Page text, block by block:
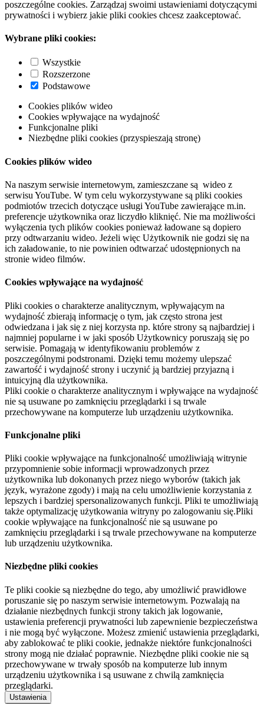
poszczególne cookies. Zarządzaj swoimi ustawieniami dotyczącymi
prywatności i wybierz jakie pliki cookies chcesz zaakceptować.
Wybrane pliki cookies:
Wszystkie
Rozszerzone
Podstawowe
Cookies plików wideo
Cookies wpływające na wydajność
Funkcjonalne pliki
Niezbędne pliki cookies (przyspieszają stronę)
Cookies plików wideo
Na naszym serwisie internetowym, zamieszczane są wideo z
serwisu YouTube. W tym celu wykorzystywane są pliki cookies
podmiotów trzecich dotyczące usługi YouTube zawierające m.in.
preferencje użytkownika oraz liczydło kliknięć. Nie ma możliwości
wyłączenia tych plików cookies ponieważ ładowane są dopiero
przy odtwarzaniu wideo. Jeżeli więc Użytkownik nie godzi się na
ich załadowanie, to nie powinien odtwarzać udostępnionych na
stronie wideo filmów.
Cookies wpływające na wydajność
Pliki cookies o charakterze analitycznym, wpływającym na
wydajność zbierają informację o tym, jak często strona jest
odwiedzana i jak się z niej korzysta np. które strony są najbardziej i
najmniej popularne i w jaki sposób Użytkownicy poruszają się po
serwisie. Pomagają w identyfikowaniu problemów z
poszczególnymi podstronami. Dzięki temu możemy ulepszać
zawartość i wydajność strony i uczynić ją bardziej przyjazną i
intuicyjną dla użytkownika.
Pliki cookie o charakterze analitycznym i wpływające na wydajność
nie są usuwane po zamknięciu przeglądarki i są trwale
przechowywane na komputerze lub urządzeniu użytkownika.
Funkcjonalne pliki
Pliki cookie wpływające na funkcjonalność umożliwiają witrynie
przypomnienie sobie informacji wprowadzonych przez
użytkownika lub dokonanych przez niego wyborów (takich jak
język, wyrażone zgody) i mają na celu umożliwienie korzystania z
lepszych i bardziej spersonalizowanych funkcji. Pliki te umożliwiają
także optymalizację użytkowania witryny po zalogowaniu się.Pliki
cookie wpływające na funkcjonalność nie są usuwane po
zamknięciu przeglądarki i są trwale przechowywane na komputerze
lub urządzeniu użytkownika.
Niezbędne pliki cookies
Te pliki cookie są niezbędne do tego, aby umożliwić prawidłowe
poruszanie się po naszym serwisie internetowym. Pozwalają na
działanie niezbędnych funkcji strony takich jak logowanie,
ustawienia preferencji prywatności lub zapewnienie bezpieczeństwa
i nie mogą być wyłączone. Możesz zmienić ustawienia przeglądarki,
aby zablokować te pliki cookie, jednakże niektóre funkcjonalności
strony mogą nie działać poprawnie. Niezbędne pliki cookie nie są
przechowywane w trwały sposób na komputerze lub innym
urządzeniu użytkownika i są usuwane z chwilą zamknięcia
przeglądarki.
Ustawienia